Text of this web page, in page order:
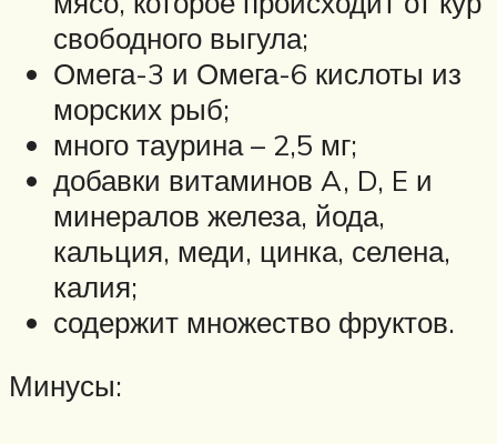
свободного выгула;
Омега-3 и Омега-6 кислоты из
морских рыб;
много таурина – 2,5 мг;
добавки витаминов A, D, E и
минералов железа, йода,
кальция, меди, цинка, селена,
калия;
содержит множество фруктов.
Минусы: